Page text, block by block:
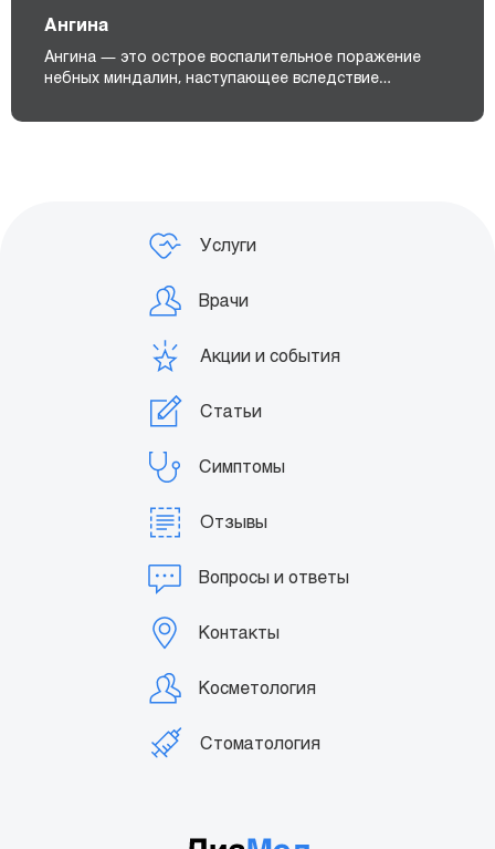
Ангина
Ангина — это острое воспалительное поражение
небных миндалин, наступающее вследствие…
Услуги
Врачи
Акции и события
Статьи
Симптомы
Отзывы
Вопросы и ответы
Контакты
Косметология
Стоматология